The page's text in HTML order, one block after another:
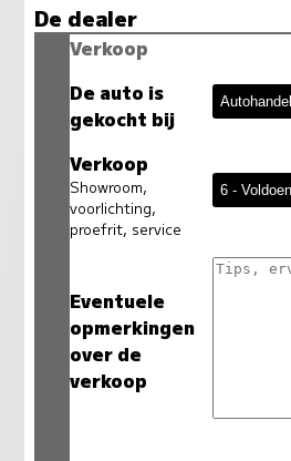
De dealer
Verkoop
De auto is
gekocht bij
Verkoop
Showroom,
voorlichting,
proefrit, service
Eventuele
opmerkingen
over de
verkoop